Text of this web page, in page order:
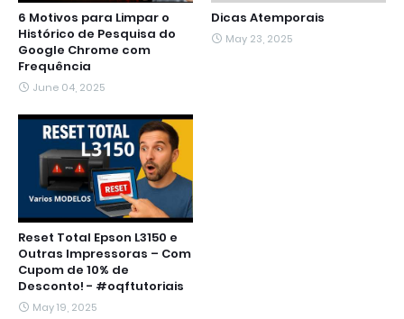
6 Motivos para Limpar o
Histórico de Pesquisa do
Google Chrome com
Frequência
June 04, 2025
Dicas Atemporais
May 23, 2025
Reset Total Epson L3150 e
Outras Impressoras – Com
Cupom de 10% de
Desconto! - #oqftutoriais
May 19, 2025